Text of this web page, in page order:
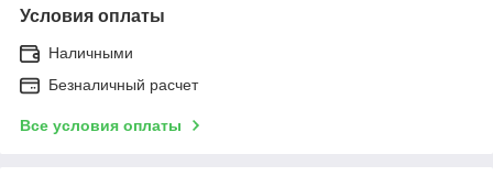
Условия оплаты
Наличными
Безналичный расчет
Все условия оплаты